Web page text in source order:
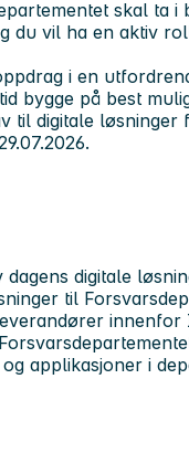
skal ta
du vil ha en aktiv
i en
bygge på best
til digitale løsninger
digitale
til
applikasjoner i